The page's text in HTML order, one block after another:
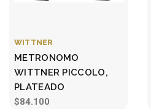
WITTNER
METRONOMO
WITTNER PICCOLO,
PLATEADO
$84.100